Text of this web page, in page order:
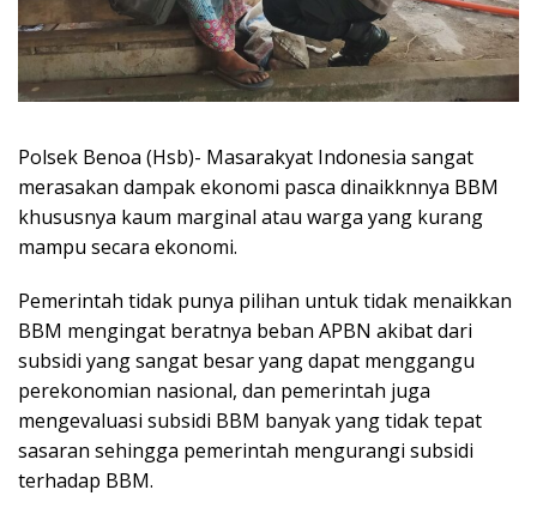
Polsek Benoa (Hsb)- Masarakyat Indonesia sangat
merasakan dampak ekonomi pasca dinaikknnya BBM
khususnya kaum marginal atau warga yang kurang
mampu secara ekonomi.
Pemerintah tidak punya pilihan untuk tidak menaikkan
BBM mengingat beratnya beban APBN akibat dari
subsidi yang sangat besar yang dapat menggangu
perekonomian nasional, dan pemerintah juga
mengevaluasi subsidi BBM banyak yang tidak tepat
sasaran sehingga pemerintah mengurangi subsidi
terhadap BBM.